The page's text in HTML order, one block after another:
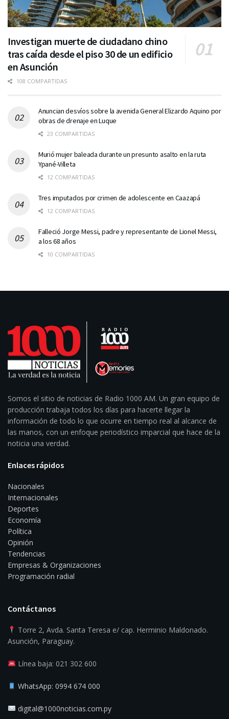
Investigan muerte de ciudadano chino
tras caída desde el piso 30 de un edificio
en Asunción
108 COMPARTIDAS
Anuncian desvíos sobre la avenida General Elizardo Aquino por
obras de drenaje en Luque
23 COMPARTIDAS
Murió mujer baleada durante un presunto asalto en la ruta
Ypané-Villeta
12 COMPARTIDAS
Tres imputados por crimen de adolescente en Caazapá
12 COMPARTIDAS
Falleció Jorge Messi, padre y representante de Lionel Messi,
a los 68 años
10 COMPARTIDAS
Somos el sitio de noticias de Radio 1000 AM. Un gran equipo de
producción trabaja todos los días para hacerte llegar la
información de todo lo que ocurre en tiempo real al alcance de
las manos, con un enfoque periodístico imparcial que hace de la
noticia una verdad.
Enlaces rápidos
Nacionales
Internacionales
Deportes
Economía
Política
Opinión
Tendencias
Empresas & Organizaciones
Programación radial
Contáctanos
Torre 2, Avda. Santa Teresa e/ cap. Herminio Maldonado.
Asunción, Paraguay.
Línea baja: 021 302 600
WhatsApp: 0994 674 000
digital@1000noticias.com.py